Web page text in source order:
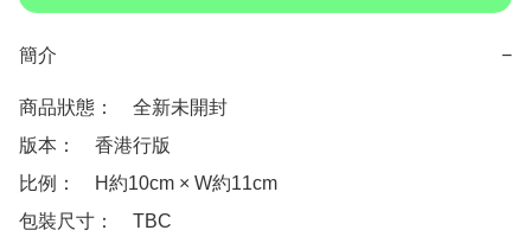
簡介 −
商品狀態：　全新未開封
版本：　香港行版
比例：　H約10cm × W約11cm
包裝尺寸：　TBC